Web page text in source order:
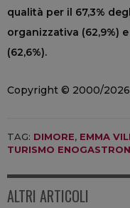
qualità per il 67,3%
organizzativa (62,9%)
(62,6%).
Copyright © 2000/2026
TAG: DIMORE, EMMA
TURISMO
ALTRI ARTICOLI